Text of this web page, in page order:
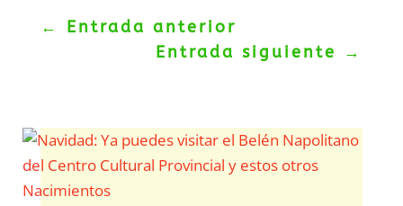
← Entrada anterior
Entrada siguiente
→